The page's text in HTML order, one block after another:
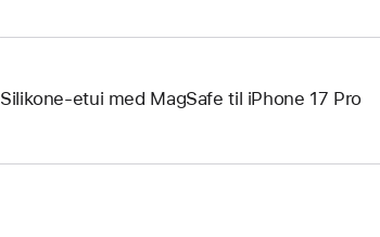
Silikone-etui med MagSafe til iPhone 17 Pro